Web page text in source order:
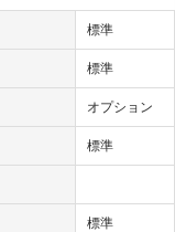
標準
標準
オプション
標準
標準